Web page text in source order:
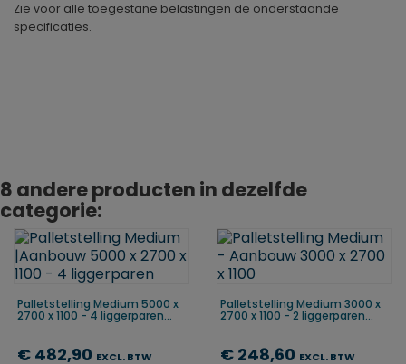
Zie voor alle toegestane belastingen de onderstaande
specificaties.
8 andere producten in dezelfde
categorie:
Palletstelling Medium 5000 x
2700 x 1100 - 4 liggerparen...
€ 482,90 EXCL. BTW
Palletstelling Medium 3000 x
2700 x 1100 - 2 liggerparen...
€ 248,60 EXCL. BTW